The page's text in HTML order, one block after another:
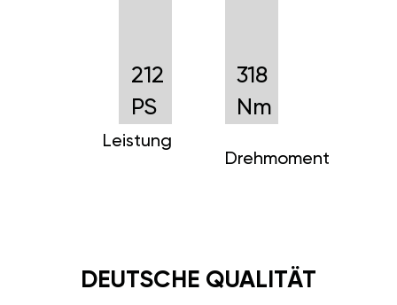
212
PS
Leistung
318
Nm
Drehmoment
DEUTSCHE QUALITÄT